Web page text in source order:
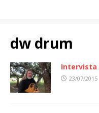
dw drum
Intervista
23/07/2015